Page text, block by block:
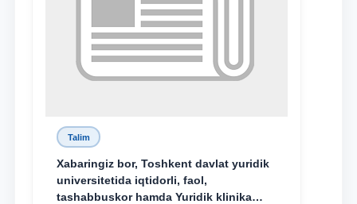
Talim
Xabaringiz bor, Toshkent davlat yuridik
universitetida iqtidorli, faol,
tashabbuskor hamda Yuridik klinika